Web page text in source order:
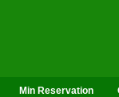
Min Reservation